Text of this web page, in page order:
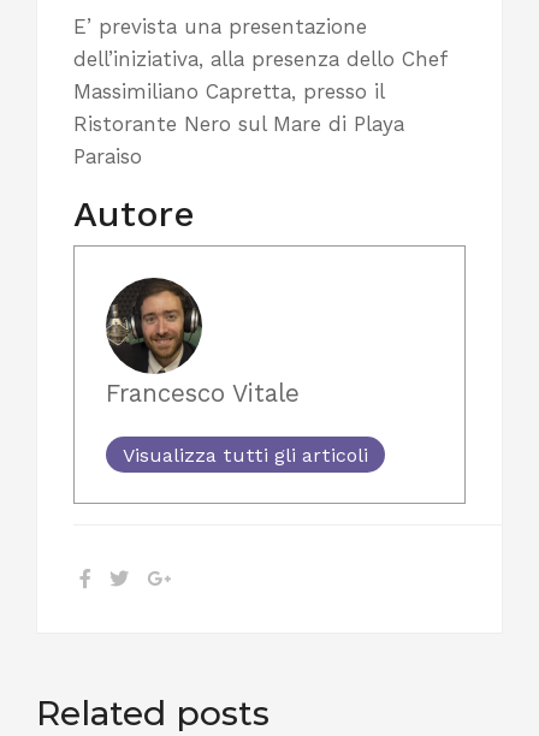
E’ prevista una presentazione
dell’iniziativa, alla presenza dello Chef
Massimiliano Capretta, presso il
Ristorante Nero sul Mare di Playa
Paraiso
Autore
Francesco Vitale
Visualizza tutti gli articoli
Related posts